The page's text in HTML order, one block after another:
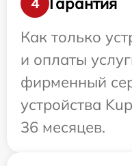
Как только
и оплаты
фирменный
устройства
36 месяцев.